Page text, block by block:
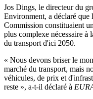
Jos Dings, le directeur du
Environment, a déclaré que
Commission constituaient
plus complexe nécessaire à
du transport d'ici 2050.
« Nous devons briser le
marché du transport, mais
véhicules, de prix et
reste », a-t-il déclaré à